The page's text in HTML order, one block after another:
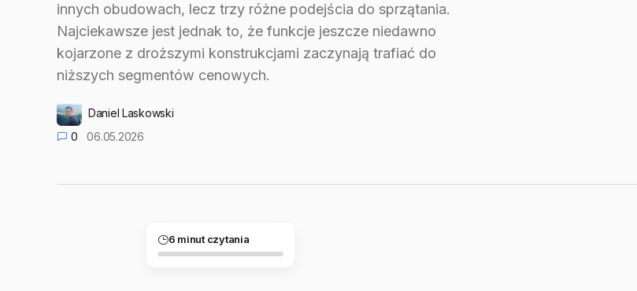
innych obudowach, lecz trzy różne podejścia do sprzątania.
Najciekawsze jest jednak to, że funkcje jeszcze niedawno
kojarzone z droższymi konstrukcjami zaczynają trafiać do
niższych segmentów cenowych.
Daniel Laskowski
0
06.05.2026
6 minut czytania